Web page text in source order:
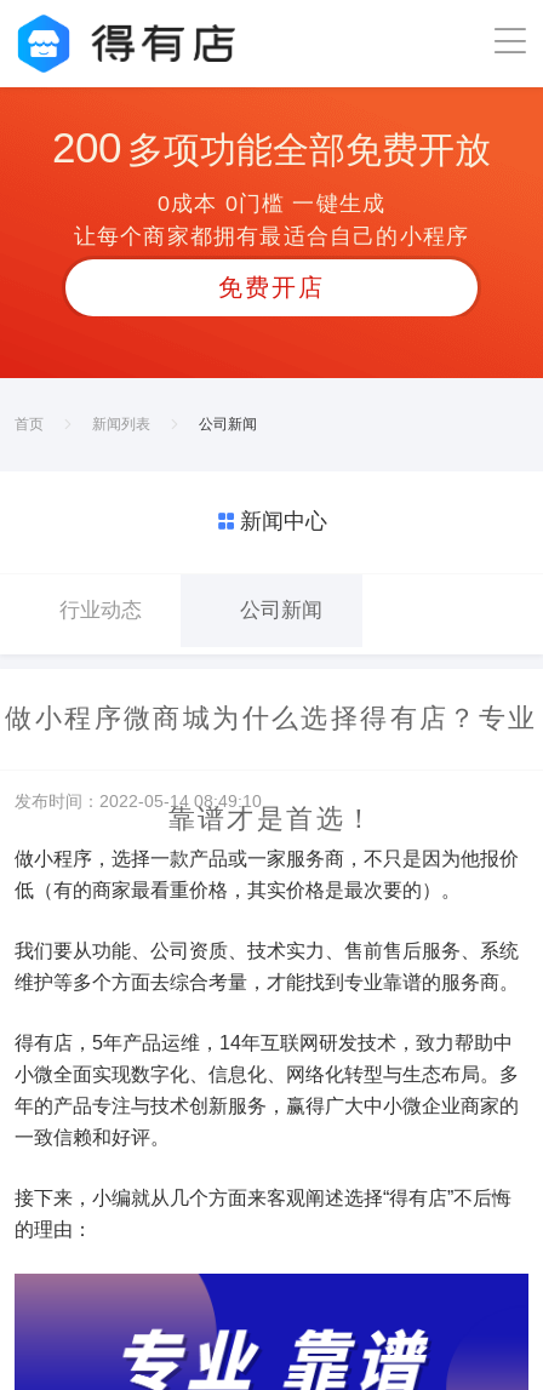
200 多项功能全部免费开放
0成本 0门槛 一键生成
让每个商家都拥有最适合自己的小程序
免费开店
首页 新闻列表 公司新闻
新闻中心
行业动态 公司新闻
做小程序微商城为什么选择得有店？专业
靠谱才是首选！
发布时间：2022-05-14 08:49:10
做小程序，选择一款产品或一家服务商，不只是因为他报价
低（有的商家最看重价格，其实价格是最次要的）。
我们要从功能、公司资质、技术实力、售前售后服务、系统
维护等多个方面去综合考量，才能找到专业靠谱的服务商。
得有店，5年产品运维，14年互联网研发技术，致力帮助中
小微全面实现数字化、信息化、网络化转型与生态布局。多
年的产品专注与技术创新服务，赢得广大中小微企业商家的
一致信赖和好评。
接下来，小编就从几个方面来客观阐述选择“得有店”不后悔
的理由：